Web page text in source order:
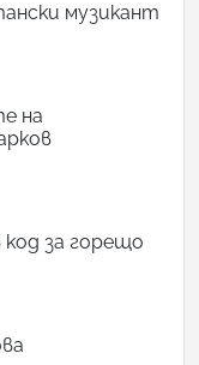
музикант
на
за горещо